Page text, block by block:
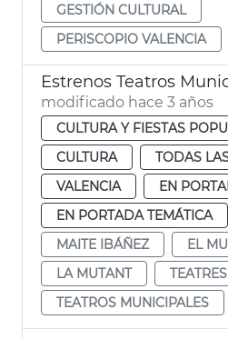
GESTIÓN CULTURAL
PERISCOPIO VALENCIA
Estrenos Teatros
modificado hace 3 años
CULTURA Y FIESTAS
CULTURA
TODAS
VALENCIA
EN
EN PORTADA TEMÁTICA
MAITE IBÁÑEZ
EL
LA MUTANT
TEATROS MUNICIPALES